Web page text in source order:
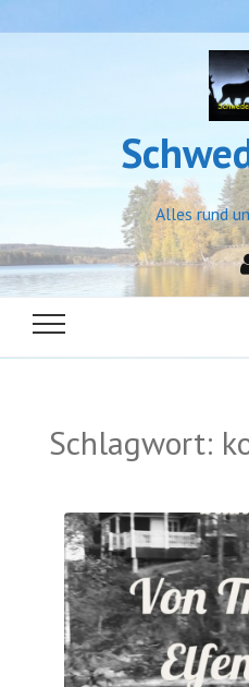
Alles rund
Schlagwort: